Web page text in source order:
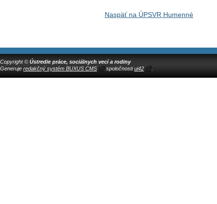
Naspäť na ÚPSVR Humenné
Copyright © Ústredie práce, sociálnych vecí a rodiny
Generuje redakčný systém BUXUS CMS spoločnostiui42